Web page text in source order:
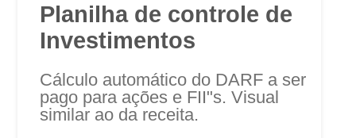
Planilha de controle de
Investimentos
Cálculo automático do DARF a ser
pago para ações e FII"s. Visual
similar ao da receita.